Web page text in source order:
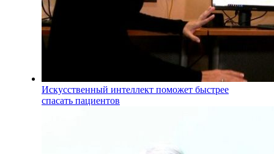
Искусственный интеллект поможет быстрее
спасать пациентов